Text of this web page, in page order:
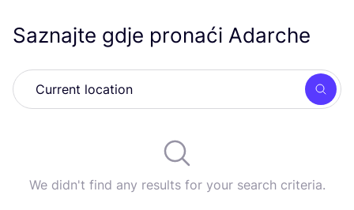
Saznajte gdje pronaći Adarche
We didn't find any results for your search criteria.